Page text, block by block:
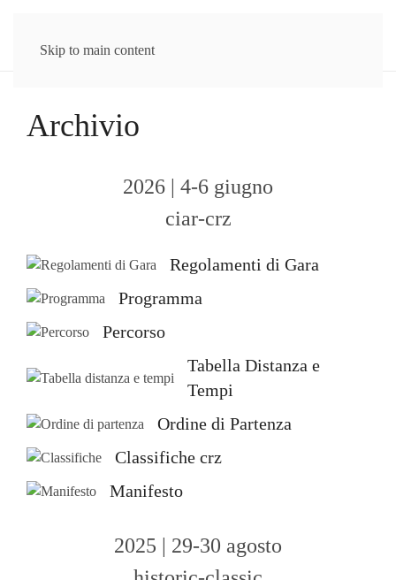
Skip to main content
Archivio
2026 | 4-6 giugno
ciar-crz
Regolamenti di Gara
Programma
Percorso
Tabella Distanza e
Tempi
Ordine di Partenza
Classifiche crz
Manifesto
2025 | 29-30 agosto